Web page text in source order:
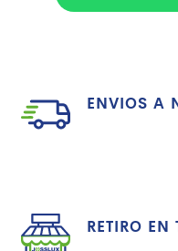
ENVIOS A
RETIRO EN